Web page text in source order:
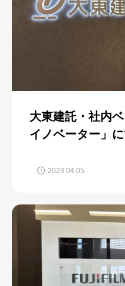
大東建託・社内
イノベーター」
2023.04.05